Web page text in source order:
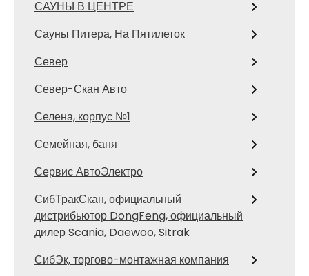
САУНЫ В ЦЕНТРЕ
Сауны Питера, На Пятилеток
Север
Север-Скан Авто
Селена, корпус №1
Семейная, баня
Сервис АвтоЭлектро
СибТракСкан, официальный
дистрибьютор DongFeng, официальный
дилер Scania, Daewoo, Sitrak
СибЭк, торгово-монтажная компания